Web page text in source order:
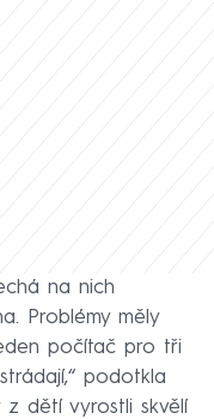
na nich
Problémy měly
počítač pro tři
podotkla
dětí vyrostli skvělí